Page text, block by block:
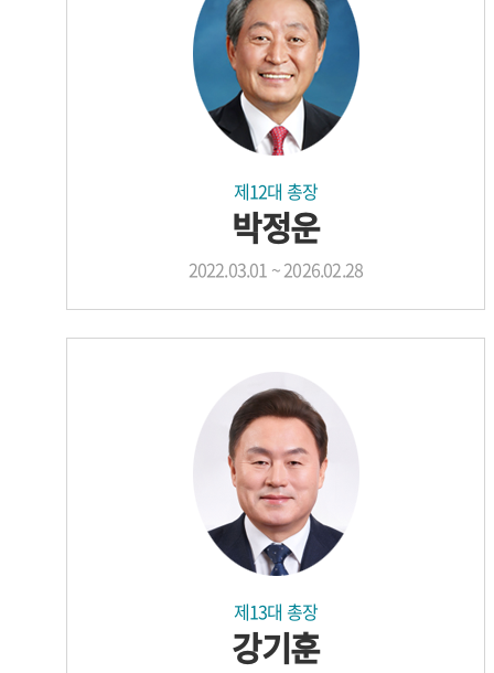
제12대 총장
박정운
2022.03.01 ~ 2026.02.28
제13대 총장
강기훈